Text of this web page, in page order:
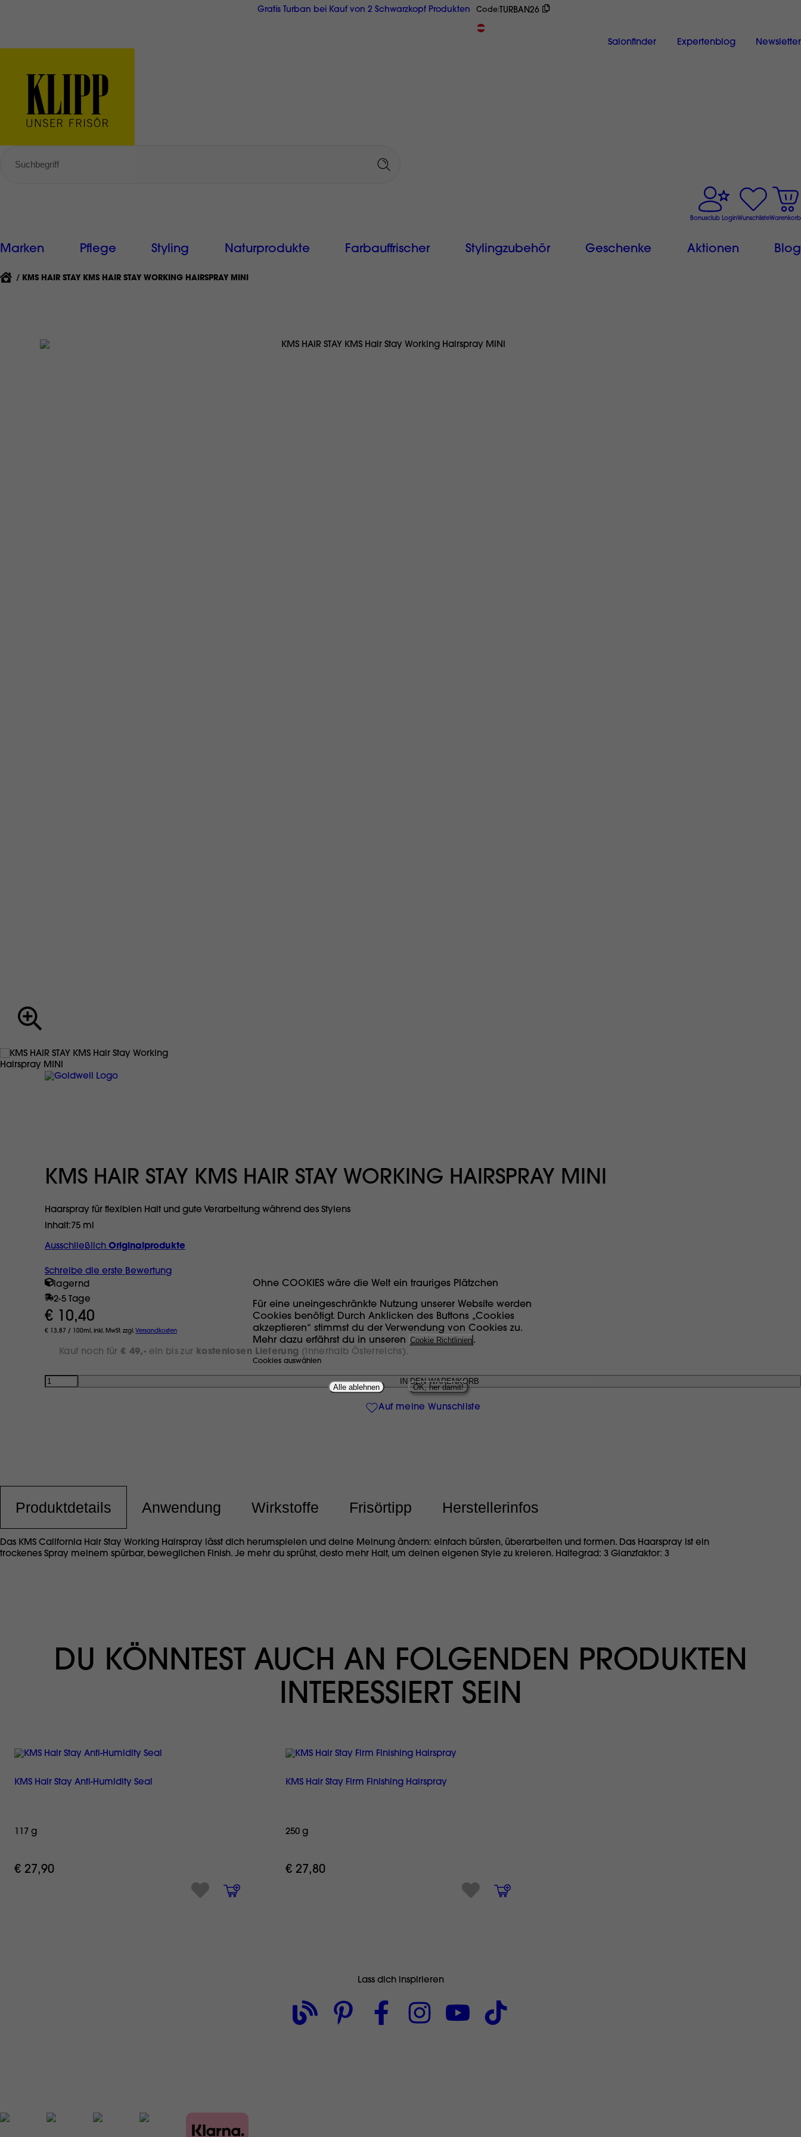
Gratis Turban bei Kauf von 2 Schwarzkopf Produkten Code TURBAN26
Salonfinder Expertenblog Newsletter
Bonusclub LoginWunschlisteWarenkorb
Marken Pflege Styling Naturprodukte Farbauffrischer Stylingzubehör Geschenke Aktionen Blog
{'CURRENT'|T}:
KMS HAIR STAY KMS HAIR STAY WORKING HAIRSPRAY MINI
KMS HAIR STAY KMS HAIR STAY WORKING HAIRSPRAY MINI
Haarspray für flexiblen Halt und gute Verarbeitung während des Stylens
Inhalt 75 ml
Ausschließlich Originalprodukte
Schreibe die erste Bewertung
lagernd
2-5 Tage
€ 10,40
€ 13,87 / 100ml, inkl. MwSt. zzgl.Versandkosten
Kauf noch für€ 49,- ein bis zur kostenlosen Lieferung (innerhalb Österreichs).
Anzahl
Auf meine Wunschliste
Produktdetails Anwendung Wirkstoffe Frisörtipp Herstellerinfos
Das KMS California Hair Stay Working Hairspray lässt dich herumspielen und deine Meinung ändern: einfach bürsten, überarbeiten und formen. Das Haarspray ist ein
trockenes Spray meinem spürbar, beweglichen Finish. Je mehr du sprühst, desto mehr Halt, um deinen eigenen Style zu kreieren. Haltegrad: 3 Glanzfaktor: 3
DU KÖNNTEST AUCH AN FOLGENDEN PRODUKTEN
INTERESSIERT SEIN
KMS Hair Stay Anti-Humidity Seal
117 g
€ 27,90
KMS Hair Stay Firm Finishing Hairspray
250 g
€ 27,80
Lass dich inspirieren
Ohne COOKIES wäre die Welt ein trauriges Plätzchen
Für eine uneingeschränkte Nutzung unserer Website werden
Cookies benötigt. Durch Anklicken des Buttons „Cookies
akzeptieren“ stimmst du der Verwendung von Cookies zu.
Mehr dazu erfährst du in unseren Cookie Richtlinien .
Cookies auswählen
Alle ablehnen OK, her damit!